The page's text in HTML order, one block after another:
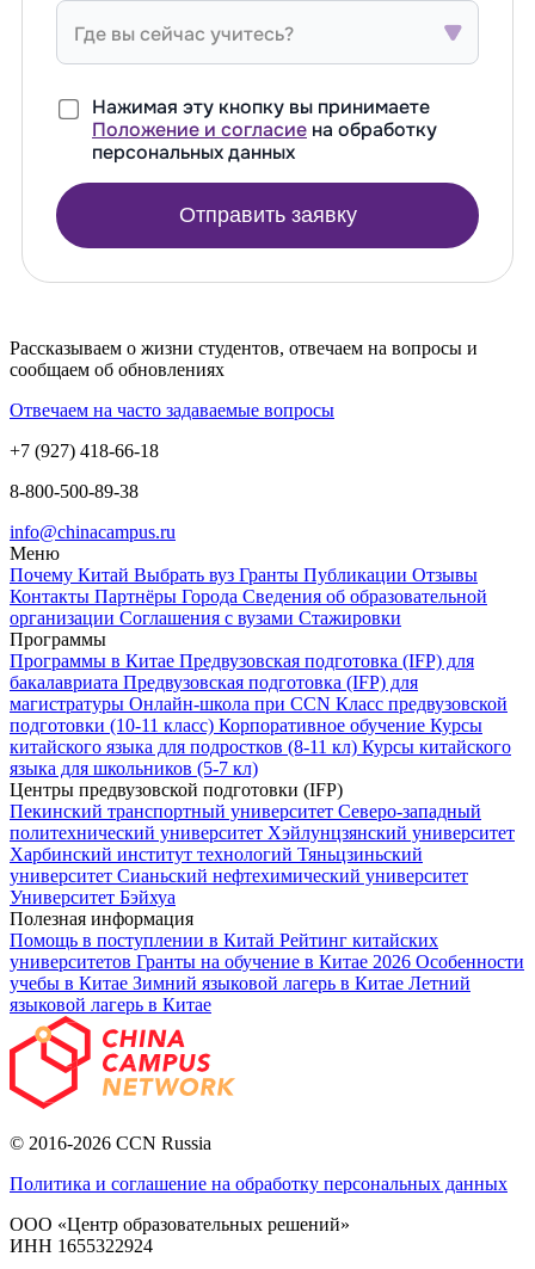
Где вы сейчас учитесь?
Нажимая эту кнопку вы принимаете
Положение и согласие на обработку
персональных данных
Отправить заявку
Рассказываем о жизни студентов, отвечаем на вопросы и
сообщаем об обновлениях
Отвечаем на часто задаваемые вопросы
+7 (927) 418-66-18
8-800-500-89-38
info@chinacampus.ru
Меню
Почему Китай Выбрать вуз Гранты Публикации Отзывы
Контакты Партнёры Города Сведения об образовательной
организации Соглашения с вузами Стажировки
Программы
Программы в Китае Предвузовская подготовка (IFP) для
бакалавриата Предвузовская подготовка (IFP) для
магистратуры Онлайн-школа при CCN Класс предвузовской
подготовки (10-11 класс) Корпоративное обучение Курсы
китайского языка для подростков (8-11 кл) Курсы китайского
языка для школьников (5-7 кл)
Центры предвузовской подготовки (IFP)
Пекинский транспортный университет Северо-западный
политехнический университет Хэйлунцзянский университет
Харбинский институт технологий Тяньцзиньский
университет Сианьский нефтехимический университет
Университет Бэйхуа
Полезная информация
Помощь в поступлении в Китай Рейтинг китайских
университетов Гранты на обучение в Китае 2026 Особенности
учебы в Китае Зимний языковой лагерь в Китае Летний
языковой лагерь в Китае
© 2016-2026 CCN Russia
Политика и соглашение на обработку персональных данных
ООО «Центр образовательных решений»
ИНН 1655322924